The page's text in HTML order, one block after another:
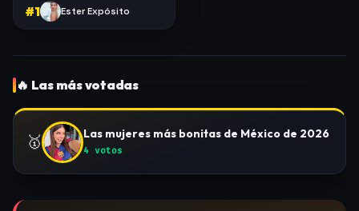
#1 Ester Expósito
🔥 Las más votadas
🥇 Las mujeres más bonitas de México de 2026
4 votos